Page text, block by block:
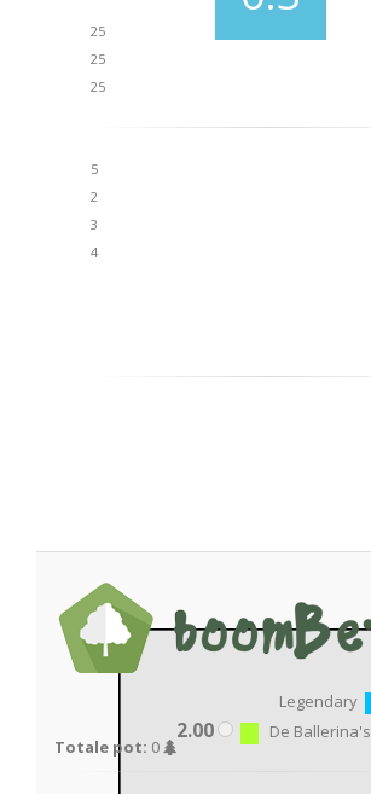
25
25
25
5
2
3
4
Totale pot: 0
Legendary
2.00
De Ballerina's